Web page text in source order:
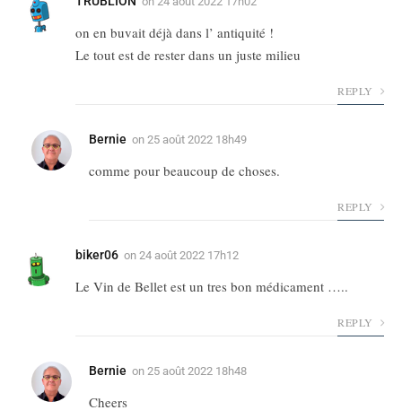
on en buvait déjà dans l’ antiquité !
Le tout est de rester dans un juste milieu
REPLY
Bernie on 25 août 2022 18h49
comme pour beaucoup de choses.
REPLY
biker06 on 24 août 2022 17h12
Le Vin de Bellet est un tres bon médicament …..
REPLY
Bernie on 25 août 2022 18h48
Cheers